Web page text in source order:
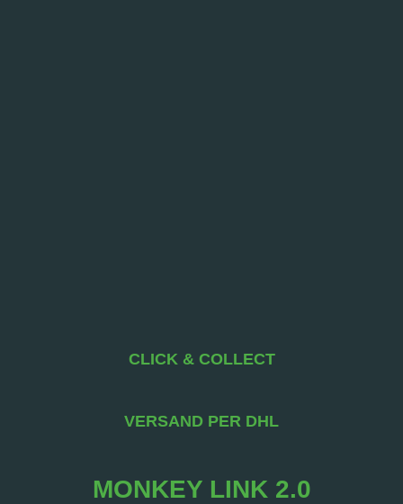
CLICK & COLLECT
VERSAND PER DHL
MONKEY LINK 2.0